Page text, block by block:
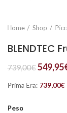
Home Shop
BLENDTEC
739,00€549,95
Prima Era: 739,00€
Peso